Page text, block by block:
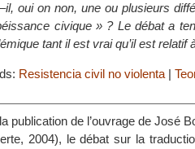
oui on non, une ou plusieurs
civique » ? Le débat a
tant il est vrai qu’il est
Resistencia civil no violenta |
publication de l’ouvrage de José
2004), le débat sur la